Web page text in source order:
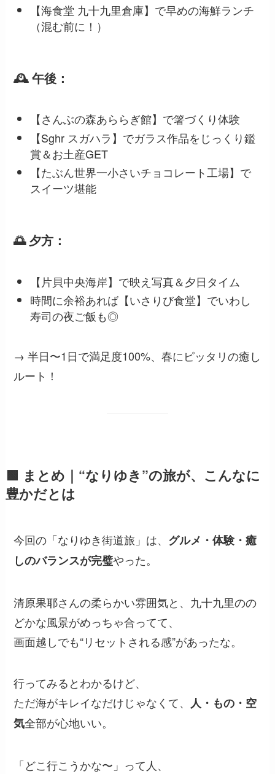
【海食堂 九十九里倉庫】で早めの海鮮ランチ
（混む前に！）
🕰 午後：
【さんぶの森あららぎ館】で箸づくり体験
【Sghr スガハラ】でガラス作品をじっくり鑑
賞＆お土産GET
【たぶん世界一小さいチョコレート工場】で
スイーツ堪能
🌅 夕方：
【片貝中央海岸】で映え写真＆夕日タイム
時間に余裕あれば【いさりび食堂】でいわし
寿司の夜ご飯も◎
→ 半日〜1日で満足度100%、春にピッタリの癒し
ルート！
🟩 まとめ｜“なりゆき”の旅が、こんなに
豊かだとは
今回の「なりゆき街道旅」は、 グルメ・体験・癒
しのバランスが完璧やった。
清原果耶さんの柔らかい雰囲気と、九十九里のの
どかな風景がめっちゃ合ってて、
画面越しでも“リセットされる感”があったな。
行ってみるとわかるけど、
ただ海がキレイなだけじゃなくて、 人・もの・空
気全部が心地いい。
「どこ行こうかな〜」って人、